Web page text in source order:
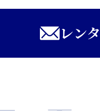
レン